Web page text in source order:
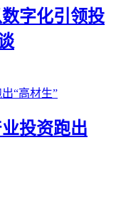
字化引领投
投资跑出